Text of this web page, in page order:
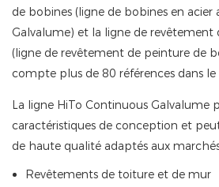
de bobines (ligne de bobines en acier
Galvalume) et la ligne de revêtement
(ligne de revêtement de peinture de
compte plus de 80 références dans
La ligne HiTo Continuous Galvalume
caractéristiques de conception et
de haute qualité adaptés aux
Revêtements de toiture et de mur